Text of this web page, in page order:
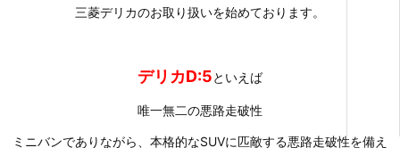
三菱デリカのお取り扱いを始めております。
デリカD:5といえば
唯一無二の悪路走破性
ミニバンでありながら、本格的なSUVに匹敵する悪路走破性を備え